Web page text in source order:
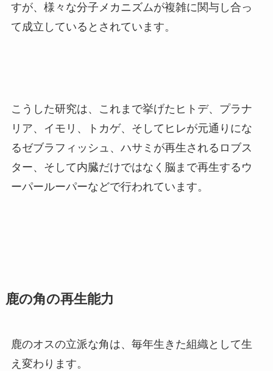
すが、様々な分子メカニズムが複雑に関与し合っ
て成立しているとされています。
こうした研究は、これまで挙げたヒトデ、プラナ
リア、イモリ、トカゲ、そしてヒレが元通りにな
るゼブラフィッシュ、ハサミが再生されるロブス
ター、そして内臓だけではなく脳まで再生するウ
ーパールーパーなどで行われています。
鹿の角の再生能力
鹿のオスの立派な角は、毎年生きた組織として生
え変わります。